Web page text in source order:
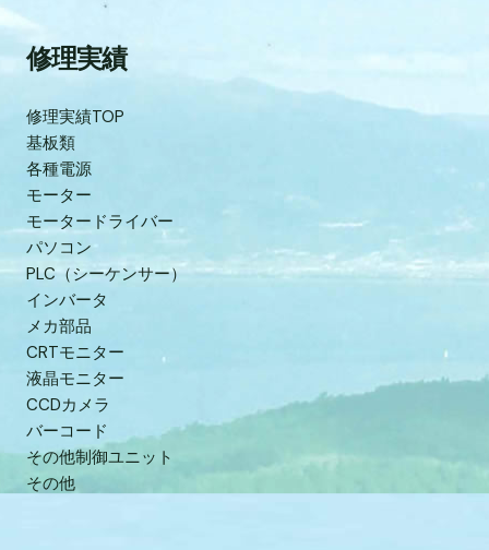
修理実績
修理実績TOP
基板類
各種電源
モーター
モータードライバー
パソコン
PLC（シーケンサー）
インバータ
メカ部品
CRTモニター
液晶モニター
CCDカメラ
バーコード
その他制御ユニット
その他